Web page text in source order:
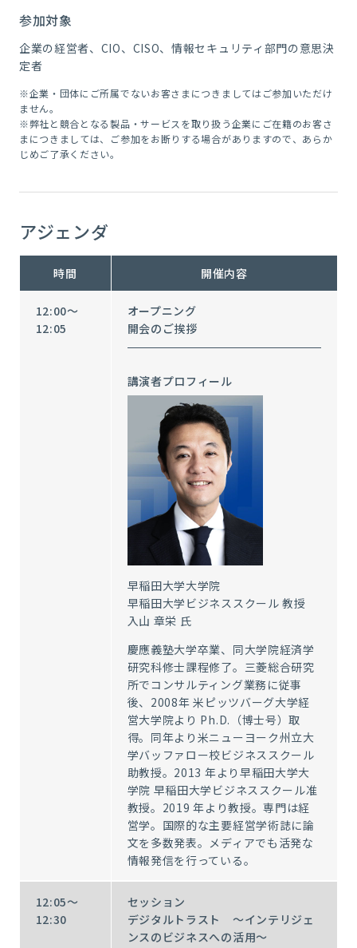
参加対象
企業の経営者、CIO、CISO、情報セキュリティ部門の 意思決
定者
※企業・団体にご所属でないお客さまにつきましてはご参加いただけ
ません。
※弊社と競合となる製品・サービスを取り扱う企業にご在籍のお客さ
まにつきましては、ご参加をお断りする場合がありますので、あらか
じめご了承ください。
アジェンダ
時間 開催内容
12:00～
12:05
オープニング
開会のご挨拶
講演者プロフィール
早稲田大学大学院
早稲田大学ビジネススクール 教授
入山 章栄 氏
慶應義塾大学卒業、同大学院経済学
研究科修士課程修了。三菱総合研究
所でコンサルティング業務に従事
後、2008年 米ピッツバーグ大学経
営大学院より Ph.D.（博士号）取
得。同年より米ニューヨーク州立大
学バッファロー校ビジネススクール
助教授。2013 年より早稲田大学大
学院 早稲田大学ビジネススクール准
教授。2019 年より教授。専門は経
営学。国際的な主要経営学術誌に論
文を多数発表。メディアでも活発な
情報発信を行っている。
12:05～
12:30
セッション
デジタルトラスト ～インテリジェ
ンスのビジネスへの活用～